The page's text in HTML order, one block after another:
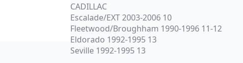
CADILLAC
Escalade/EXT 2003-2006 10
Fleetwood/Broughham 1990-1996 11-12
Eldorado 1992-1995 13
Seville 1992-1995 13